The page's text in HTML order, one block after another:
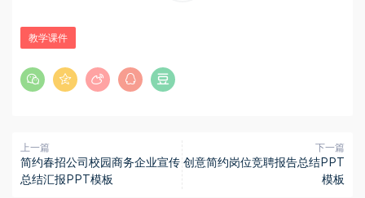
教学课件
上一篇
简约春招公司校园商务企业宣传
总结汇报PPT模板
下一篇
创意简约岗位竞聘报告总结PPT
模板